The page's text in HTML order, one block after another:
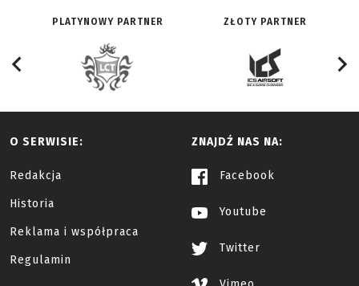
PLATYNOWY PARTNER ZŁOTY PARTNER
O SERWISIE:
Redakcja
Historia
Reklama i współpraca
Regulamin
ZNAJDŹ NAS NA:
Facebook
Youtube
Twitter